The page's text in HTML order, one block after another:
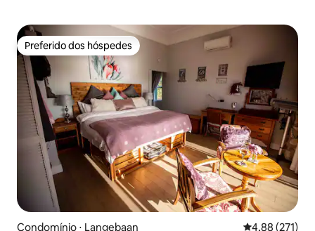
Preferido dos hóspedes
Preferido dos hóspedes
Condomínio ⋅ Langebaan 4,88 de uma
4,88 (271)